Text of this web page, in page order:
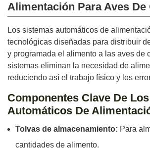
Alimentación Para Aves De
Los sistemas automáticos de
tecnológicas diseñadas para distribuir
y programada el alimento a las aves de
sistemas eliminan la necesidad de
reduciendo así el trabajo físico y los
Componentes Clave De
Automáticos De
Tolvas de almacenamiento: Para
cantidades de alimento.